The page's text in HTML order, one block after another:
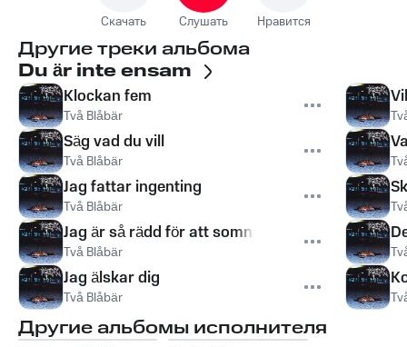
Скачать Слушать Нравится
Другие треки альбома
Du är inte ensam
Klockan fem
Två Blåbär
Säg vad du vill
Två Blåbär
Jag fattar ingenting
Två Blåbär
Jag är så rädd för att somna
Två Blåbär
Jag älskar dig
Två Blåbär
Другие альбомы исполнителя